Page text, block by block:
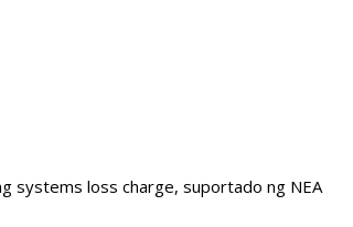
systems loss charge, suportado ng NEA